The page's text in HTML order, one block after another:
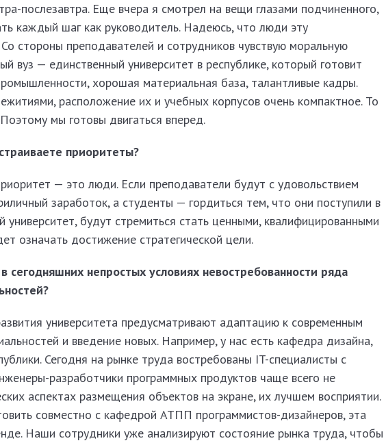
послезавтра. Еще вчера я смотрел на вещи глазами подчиненного,
каждый шаг как руководитель. Надеюсь, что люди эту
стороны преподавателей и сотрудников чувствую моральную
вуз — единственный университет в республике, который готовит
хорошая материальная база, талантливые кадры.
расположение их и учебных корпусов очень компактное. То
мы готовы двигаться вперед.
приоритеты?
— это люди. Если преподаватели будут с удовольствием
заработок, а студенты — гордиться тем, что они поступили в
университет, будут стремиться стать ценными, квалифицированными
означать достижение стратегической цели.
сегодняшних непростых условиях невос­требованности ряда
университета предусматривают адаптацию к современным
и введение новых. Например, у нас есть кафедра дизайна,
Сегодня на рынке труда востребованы IT-специалисты с
разработчики программных продуктов чаще всего не
аспектах размещения объектов на экране, их лучшем восприятии.
совместно с кафедрой АТПП программистов-дизайнеров, эта
Наши сотрудники уже анализируют состояние рынка труда, чтобы